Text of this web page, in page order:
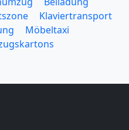
Klaviertransport
Möbeltaxi